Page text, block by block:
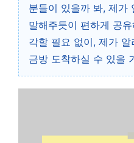
분들이 있을까 봐, 제가
말해주듯이 편하게 공
각할 필요 없이, 제가
금방 도착하실 수 있을